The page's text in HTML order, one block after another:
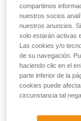
compartimos
nuestros socios
nuestros anuncios.
solo estarán activas
Las cookies y/o
de su navegación.
haciendo clic en el
parte inferior de la
cookies puede
circunstancia tal